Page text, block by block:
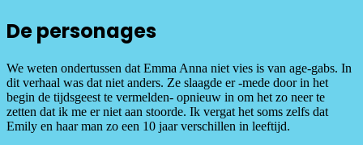
De personages
We weten ondertussen dat Emma Anna niet vies is van age-gabs. In
dit verhaal was dat niet anders. Ze slaagde er -mede door in het
begin de tijdsgeest te vermelden- opnieuw in om het zo neer te
zetten dat ik me er niet aan stoorde. Ik vergat het soms zelfs dat
Emily en haar man zo een 10 jaar verschillen in leeftijd.